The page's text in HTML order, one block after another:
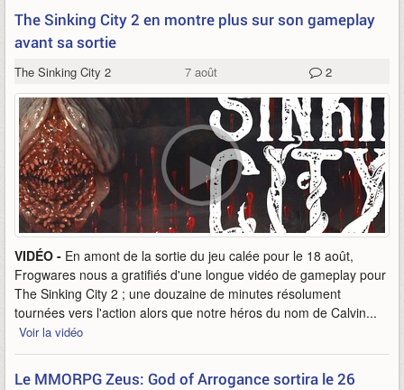
The Sinking City 2 en montre plus sur son gameplay
avant sa sortie
The Sinking City 2 7 août 2
VIDÉO - En amont de la sortie du jeu calée pour le 18 août,
Frogwares nous a gratifiés d'une longue vidéo de gameplay pour
The Sinking City 2 ; une douzaine de minutes résolument
tournées vers l'action alors que notre héros du nom de Calvin...
Voir la vidéo
Le MMORPG Zeus: God of Arrogance sortira le 26